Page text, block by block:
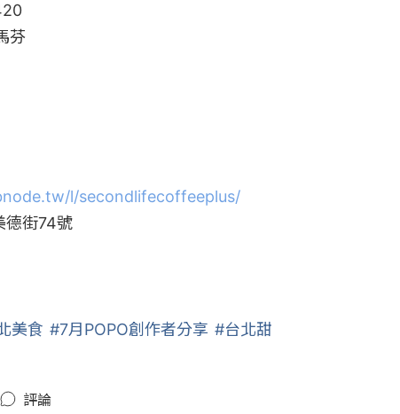
芬
l/secondlifecoffeeplus/
德街74號
美食 #7月POPO創作者分享 #台北甜
評論